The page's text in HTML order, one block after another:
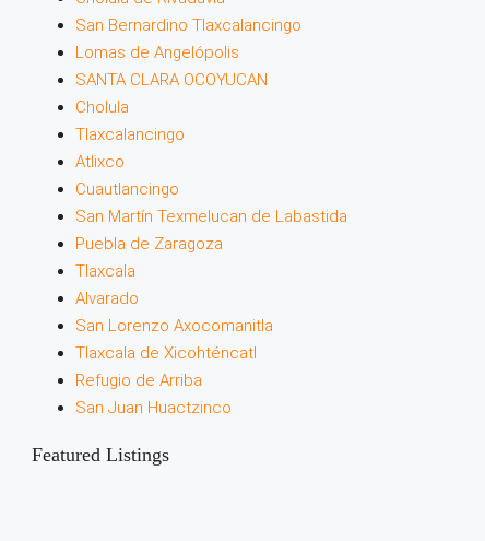
San Bernardino Tlaxcalancingo
Lomas de Angelópolis
SANTA CLARA OCOYUCAN
Cholula
Tlaxcalancingo
Atlixco
Cuautlancingo
San Martín Texmelucan de Labastida
Puebla de Zaragoza
Tlaxcala
Alvarado
San Lorenzo Axocomanitla
Tlaxcala de Xicohténcatl
Refugio de Arriba
San Juan Huactzinco
Featured Listings